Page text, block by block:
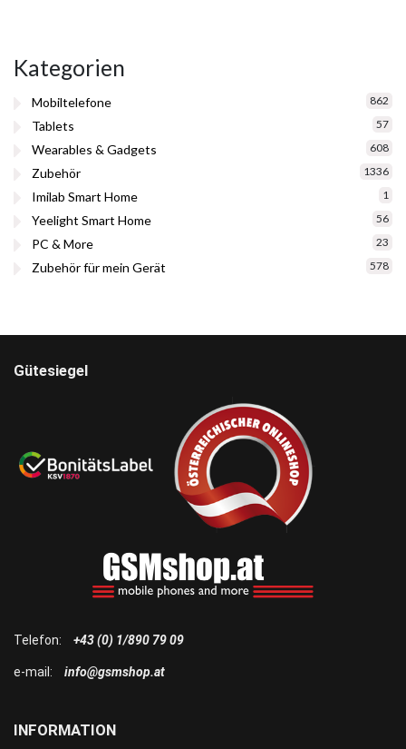
Kategorien
Mobiltelefone 862
Tablets 57
Wearables & Gadgets 608
Zubehör 1336
Imilab Smart Home 1
Yeelight Smart Home 56
PC & More 23
Zubehör für mein Gerät 578
INFORMATION
Telefon: +43 (0) 1/890 79 09
e-mail: info@gsmshop.at
Gütesiegel